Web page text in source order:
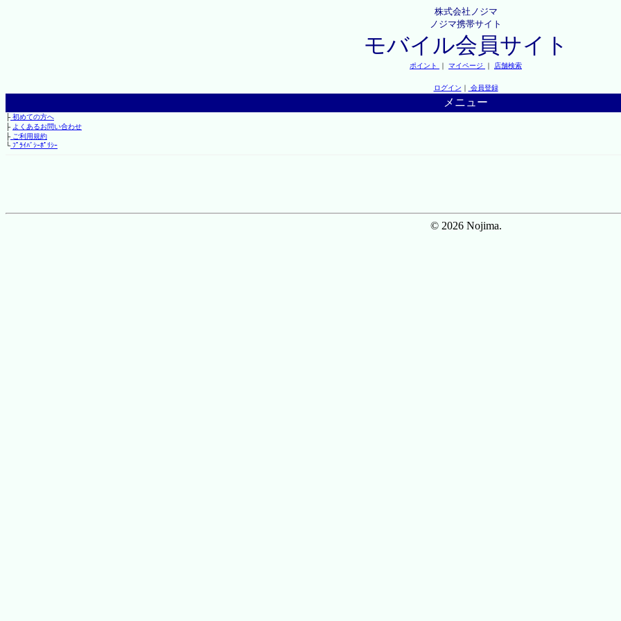
株式会社ノジマ
ノジマ携帯サイト
モバイル会員サイト
ポイント ｜ マイページ ｜ 店舗検索
ログイン ｜ 会員登録
メニュー
├初めての方へ
├ よくあるお問い合わせ
├ご利用規約
└ﾌﾟﾗｲﾊﾞｼｰﾎﾟﾘｼｰ
© 2026 Nojima.